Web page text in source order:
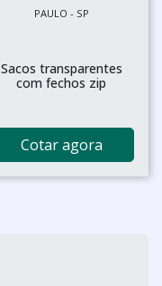
PAULO - SP
Sacos transparentes
com fechos zip
Cotar agora